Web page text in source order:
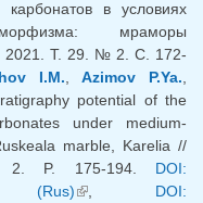
карбонатов в условиях
мраморы
2021. Т. 29. № 2. С. 172-
I.M. ,Azimov P.Ya.
potential of the
under medium-
marble, Karelia //
2. P. 175-194. DOI:
(Rus)(внешняя
, DOI: